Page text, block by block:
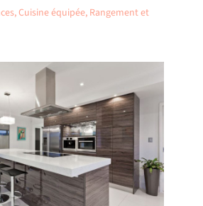
,Cuisine équipée, Rangement et